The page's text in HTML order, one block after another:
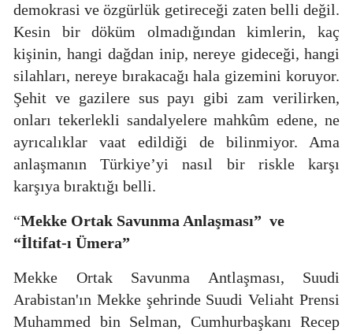
demokrasi ve özgürlük getireceği zaten belli değil.
Kesin bir döküm olmadığından kimlerin, kaç
kişinin, hangi dağdan inip, nereye gideceği, hangi
silahları, nereye bırakacağı hala gizemini koruyor.
Şehit ve gazilere sus payı gibi zam verilirken,
onları tekerlekli sandalyelere mahkûm edene, ne
ayrıcalıklar vaat edildiği de bilinmiyor. Ama
anlaşmanın Türkiye’yi nasıl bir riskle karşı
karşıya bıraktığı belli.
“Mekke Ortak Savunma Anlaşması” ve
“İltifat-ı Ümera”
Mekke Ortak Savunma Antlaşması, Suudi
Arabistan'ın Mekke şehrinde Suudi Veliaht Prensi
Muhammed bin Selman, Cumhurbaşkanı Recep